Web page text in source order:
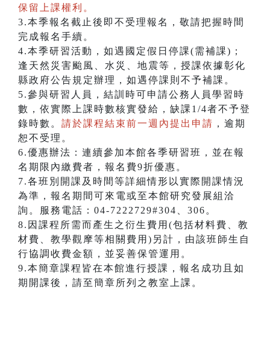
保留上課權利。
3.本季報名截止後即不受理報名，敬請把握時間
完成報名手續。
4.本季研習活動，如遇國定假日停課(需補課)；
逢天然災害颱風、水災、地震等，授課依據彰化
縣政府公告規定辦理，如遇停課則不予補課。
5.參與研習人員，結訓時可申請公務人員學習時
數，依實際上課時數核實發給，缺課1/4者不予登
錄時數。 請於課程結束前一週內提出申請 ，逾期
恕不受理。
6.優惠辦法：連續參加本館各季研習班，並在報
名期限內繳費者，報名費9折優惠。
7.各班別開課及時間等詳細情形以實際開課情況
為準，報名期間可來電或至本館研究發展組洽
詢。服務電話：04-7222729#304、306。
8.因課程所需而產生之衍生費用(包括材料費、教
材費、教學觀摩等相關費用)另計，由該班師生自
行協調收費金額，並妥善保管運用。
9.本簡章課程皆在本館進行授課，報名成功且如
期開課後，請至簡章所列之教室上課。